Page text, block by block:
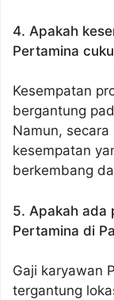
4. Apakah
Pertamina
Kesempatan
bergantung
Namun,
kesempatan
berkembang
5. Apakah ada
Pertamina di
Gaji karyawan
tergantung